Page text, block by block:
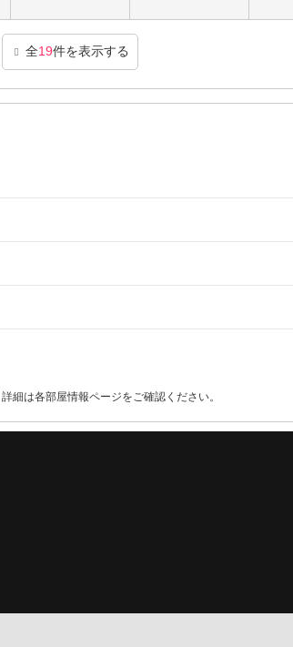
全19件を表示する
細は各部屋情報ページをご確認ください。